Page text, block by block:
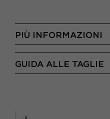
PIÙ INFORMAZIONI
GUIDA ALLE TAGLIE